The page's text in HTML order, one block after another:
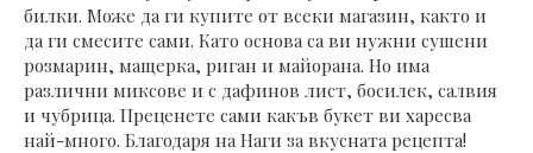
билки. Може да ги купите от всеки магазин, както и
да ги смесите сами. Като основа са ви нужни сушени
розмарин, мащерка, риган и майорана. Но има
различни миксове и с дафинов лист, босилек, салвия
и чубрица. Преценете сами какъв букет ви харесва
най-много. Благодаря на Наги за вкусната рецепта!